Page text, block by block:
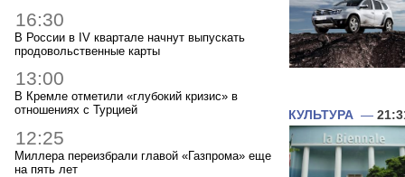
16:30
В России в IV квартале начнут выпускать
продовольственные карты
13:00
В Кремле отметили «глубокий кризис» в
отношениях с Турцией
12:25
Миллера переизбрали главой «Газпрома» еще
на пять лет
КУЛЬТУРА —